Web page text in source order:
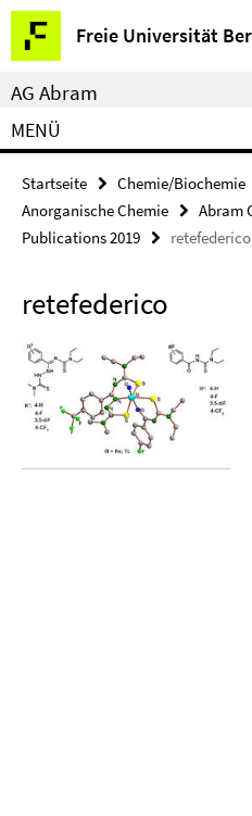
Springe
direkt
zu
Inhalt
Freie Universität
Service-
Navigation
AG Abram
MENÜ
Startseite Chemie/Biochemie
Anorganische Chemie
Abram
Publications 2019
retefederico
retefederico